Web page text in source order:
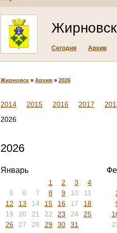
Жирновск
Сегодня Архив
Жирновск » Архив » 2026
2014 2015 2016 2017
2026
2026
Январь
1 2 3
4
5
6 7 8 9 10
11
12
13 14 15 16 17
18
19
20 21 22 23 24
25
26
27 28 29 30 31